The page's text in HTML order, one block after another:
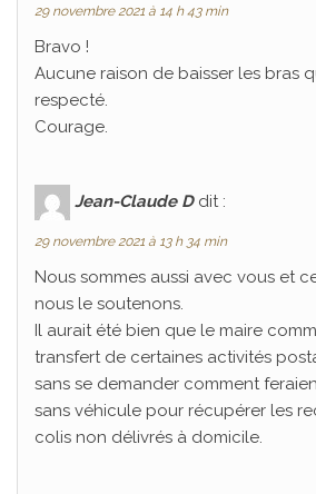
29 novembre 2021 à 14 h 43 min
Bravo !
Aucune raison de baisser les bras
respecté.
Courage.
Jean-Claude D dit :
29 novembre 2021 à 13 h 34 min
Nous sommes aussi avec vous et
nous le soutenons.
Il aurait été bien que le maire
transfert de certaines activités
sans se demander comment
sans véhicule pour récupérer les
colis non délivrés à domicile.